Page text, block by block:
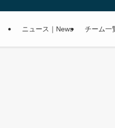
ニュース｜News チーム一